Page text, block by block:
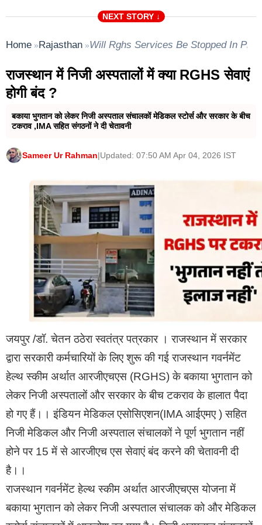
राष्ट्रपति अवार्डी एडीपीसी डॉ.कल्पना शर्मा दोनों ही वाहनो का
उपयोग करती है। सूचना के अधिकार अधिनियम 2005 के तहत
ली गई सूचना से चौंकाने वाली जानकारी सामने आई है कि एडीपीसी
श्रीमती शर्मा ने दोनों सरकारी वाहनों का उपयोग अनेक बार एक ही
समय में एक साथ करना लॉक बुक में दर्शाया गया है यही नहीं एक
की रुट पर किलो मीटर भी दोनों वाहनों में अलग-अलग है तथा लॉग
बुक में अधिकारियों के हस्ताक्षर वाले कॉलम में एडीपीसी डॉ.श्रीमती
शर्मा ने हस्ताक्षर करके वापस कटिंग कर और ओवरराइटिंग की है जो
उनके द्वारा किए गए भ्रष्टाचार को इंगित करती है ?
NEXT STORY ↓
Home »Rajasthan »Will Rghs Services Be Stopped In
राजस्थान में निजी अस्पतालों में क्या RGHS सेवाएं
होगी बंद ?
बकाया भुगतान को लेकर निजी अस्पताल संचालकों मेडिकल स्टोर्स और सरकार के बीच
टकराव ,IMA सहित संगठनों ने दी चेतावनी
Sameer Ur Rahman|Updated: 07:50 AM Apr 04, 2026 IST
जयपुर /डॉ. चेतन ठठेरा स्वतंत्र पत्रकार । राजस्थान में सरकार
द्वारा सरकारी कर्मचारियों के लिए शुरू की गई राजस्थान गवर्नमेंट
हेल्थ स्कीम अर्थात आरजीएचएस (RGHS) के बकाया भुगतान को
लेकर निजी अस्पतालों और सरकार के बीच टकराव के हालात पैदा
हो गए हैं।। इंडियन मेडिकल एसोसिएशन(IMA आईएमए ) सहित
निजी मेडिकल और निजी अस्पताल संचालकों ने पूर्ण भुगतान नहीं
होने पर 15 में से आरजीएच एस सेवाएं बंद करने की चेतावनी दी
है।।
राजस्थान गवर्नमेंट हेल्थ स्कीम अर्थात आरजीएचएस योजना में
बकाया भुगतान को लेकर निजी अस्पताल संचालक को और मेडिकल